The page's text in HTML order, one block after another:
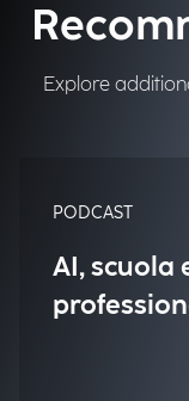
Explore
PODCAST
AI, scuola